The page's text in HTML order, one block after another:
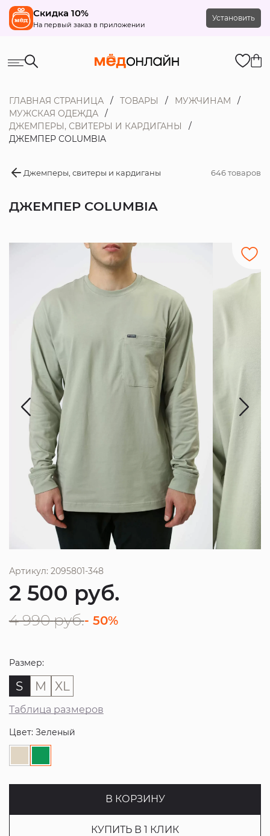
Скидка 10%
На первый заказ в приложении
Установить
ГЛАВНАЯ СТРАНИЦА ТОВАРЫ
МУЖЧИНАМ
МУЖСКАЯ ОДЕЖДА
ДЖЕМПЕРЫ, СВИТЕРЫ И КАРДИГАНЫ
ДЖЕМПЕР COLUMBIA
Джемперы, свитеры и кардиганы 646 товаров
ДЖЕМПЕР COLUMBIA
Артикул: 2095801-348
2 500 руб.
4 990 руб.- 50%
Размер:
S M XL
Таблица размеров
Цвет: Зеленый
В КОРЗИНУ
КУПИТЬ В 1 КЛИК